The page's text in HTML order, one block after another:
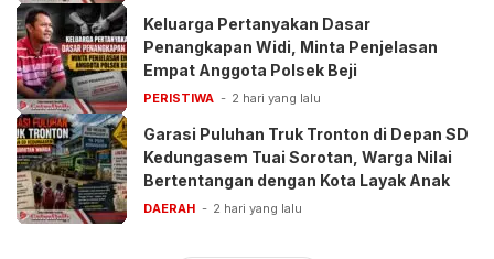
Keluarga Pertanyakan Dasar
Penangkapan Widi, Minta Penjelasan
Empat Anggota Polsek Beji
PERISTIWA 2 hari yang lalu
Garasi Puluhan Truk Tronton di Depan SD
Kedungasem Tuai Sorotan, Warga Nilai
Bertentangan dengan Kota Layak Anak
DAERAH 2 hari yang lalu